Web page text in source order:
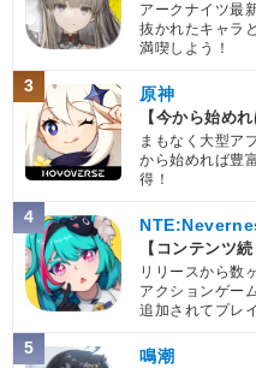
アークナイツ最
抜かれたキャラ
満喫しよう！
3 原神
【今から始め
まもなく大型ア
から始めれば豊
得！
4
【コンテンツ
リリースから数
アクションゲー
追加されてプレ
5 鳴潮